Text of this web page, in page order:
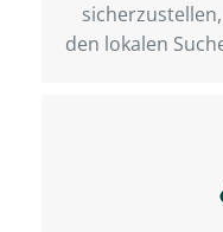
den lokalen